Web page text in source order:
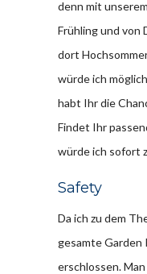
denn mit
Frühling und von
dort
würde ich
habt Ihr die
Findet Ihr
würde ich sofort
Safety
Da ich zu dem
gesamte
erschlossen.